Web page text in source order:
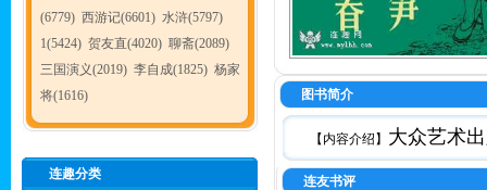
(6779) 西游记(6601) 水浒(5797)
1(5424) 贺友直(4020) 聊斋(2089)
三国演义(2019) 李自成(1825) 杨家
将(1616)
连趣分类
图书简介
【内容介绍】 大众艺术
连友书评